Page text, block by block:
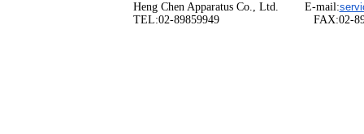
Heng Chen Apparatus Co., Ltd. E-mail:
TEL:02-89859949 FAX:02-